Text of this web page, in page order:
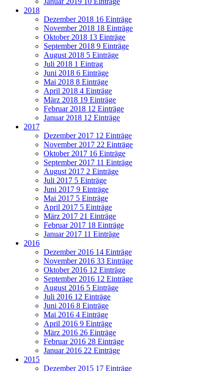
2018
Dezember 2018 16 Einträge
November 2018 18 Einträge
Oktober 2018 13 Einträge
September 2018 9 Einträge
August 2018 5 Einträge
Juli 2018 1 Eintrag
Juni 2018 6 Einträge
Mai 2018 8 Einträge
April 2018 4 Einträge
März 2018 19 Einträge
Februar 2018 12 Einträge
Januar 2018 12 Einträge
2017
Dezember 2017 12 Einträge
November 2017 22 Einträge
Oktober 2017 16 Einträge
September 2017 11 Einträge
August 2017 2 Einträge
Juli 2017 5 Einträge
Juni 2017 9 Einträge
Mai 2017 5 Einträge
April 2017 5 Einträge
März 2017 21 Einträge
Februar 2017 18 Einträge
Januar 2017 11 Einträge
2016
Dezember 2016 14 Einträge
November 2016 33 Einträge
Oktober 2016 12 Einträge
September 2016 12 Einträge
August 2016 5 Einträge
Juli 2016 12 Einträge
Juni 2016 8 Einträge
Mai 2016 4 Einträge
April 2016 9 Einträge
März 2016 26 Einträge
Februar 2016 28 Einträge
Januar 2016 22 Einträge
2015
Dezember 2015 17 Einträge